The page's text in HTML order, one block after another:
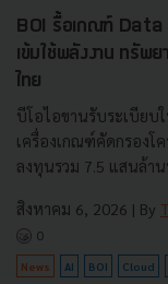
BOI รื้อเกณฑ์ Data
เข้มใช้พลังงาน ทรัพ
ไทย
บีโอไอขานรับระเบียบ
เครื่องเกณฑ์คัดกรองโ
ลงทุนรวม 7.5 แสนล้า
สิงหาคม 6, 2026 | By
0
News AI BOI Cloud